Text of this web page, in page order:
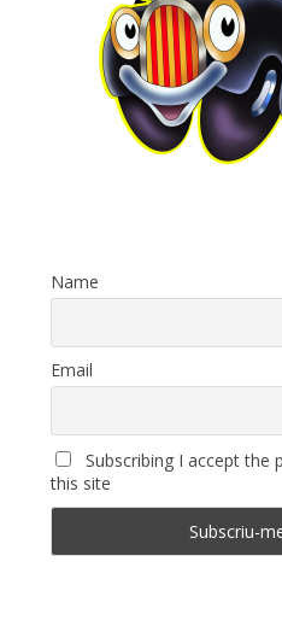
Name
Email
Subscribing I accept the
this site